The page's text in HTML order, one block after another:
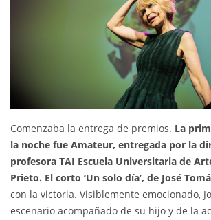
Comenzaba la entrega de premios. La
la noche fue Amateur, entregada por la
profesora TAI Escuela Universitaria de
Prieto. El corto ‘Un solo día’, de José
con la victoria. Visiblemente emocionado,
escenario acompañado de su hijo y de la